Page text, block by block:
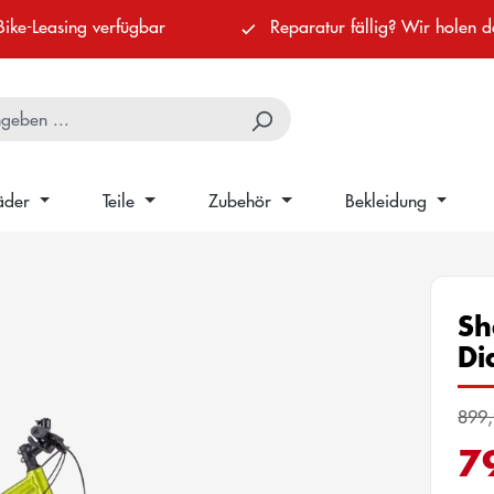
Leasing verfügbar Reparatur fällig? Wir holen
Teile Zubehör Bekleidung